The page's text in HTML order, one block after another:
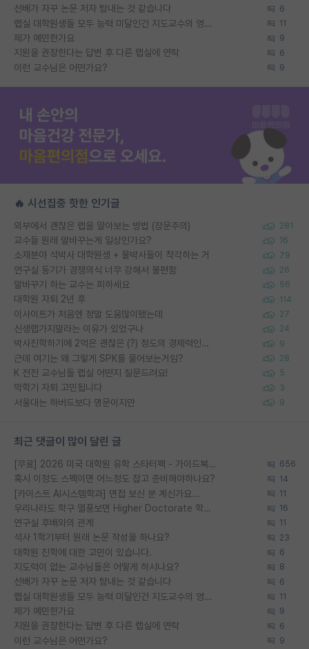
선배가 자꾸 논문 저자 탐내는 것 같습니다 6
랩실 대학원생들 모두 능력 미달인건 지도교수의 영향 아닌가? 11
제가 예민한가요 9
지원을 권장한다는 답변 후 다른 랩실에 연락 6
이런 교수님은 어떤가요? 9
🔥 시선집중 핫한 인기글
외부에서 괜찮은 랩을 알아보는 방법 (장문주의) 281
교수들 원래 말바꾸는게 일상인가요? 16
소재분야 석박사 대학원생 + 물박사들이 착각하는 거 79
연구실 동기가 경쟁의식 너무 강해서 불편함 26
말바꾸기 하는 교수는 피하세요 56
대학원 자퇴 2년 후 114
이사이트가 처음엔 정말 도움많이됐는데 27
신생랩가지말라는 이유가 있었구나 24
박사진학하기에 2억은 괜찮은 (?) 정도의 경제력인가요 9
근데 여기는 왜 그렇게 SPK를 물어보는거임? 28
K 전전 교수님들 랩실 어떤지 질문드려요! 5
막학기 자퇴 고민됩니다 3
서울대는 하버드보다 명문이지만 9
최근 댓글이 많이 달린 글
[무료] 2026 미국 대학원 유학 스타터팩 - 가이드북 & 합격자 컨택메일 템플릿 656
혹시 이정도 스펙이면 어느정도 잡고 준비해야하나요? 14
[카이스트 AI시스템학과] 면접 보신 분 계신가요... 11
우리나라도 학구 열풍보면 Higher Doctorate 학위가 필요하다고 봅니다. 16
연구실 후배와의 관계 11
석사 1학기부터 원래 논문 작성을 하나요? 23
대학원 진학에 대한 고민이 있습니다. 6
지도력이 없는 교수님들은 어떻게 하시나요? 8
선배가 자꾸 논문 저자 탐내는 것 같습니다 6
랩실 대학원생들 모두 능력 미달인건 지도교수의 영향 아닌가? 11
제가 예민한가요 9
지원을 권장한다는 답변 후 다른 랩실에 연락 6
이런 교수님은 어떤가요? 9